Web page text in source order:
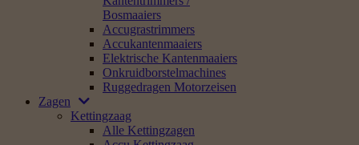
Bosmaaiers
Accugrastrimmers
Accukantenmaaiers
Elektrische Kantenmaaiers
Onkruidborstelmachines
Ruggedragen Motorzeisen
Zagen
Kettingzaag
Alle Kettingzagen